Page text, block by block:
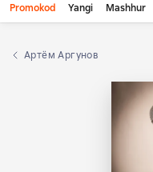
Promokod Yangi Mashhur
Артём Аргунов